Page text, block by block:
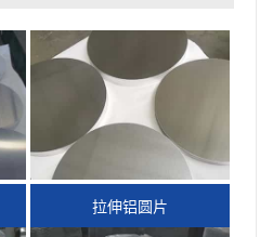
拉伸铝圆片